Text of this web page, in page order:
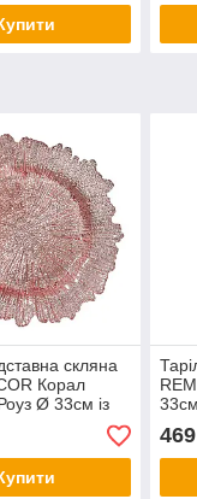
скляна
Корал
Ø 33см із
для
469